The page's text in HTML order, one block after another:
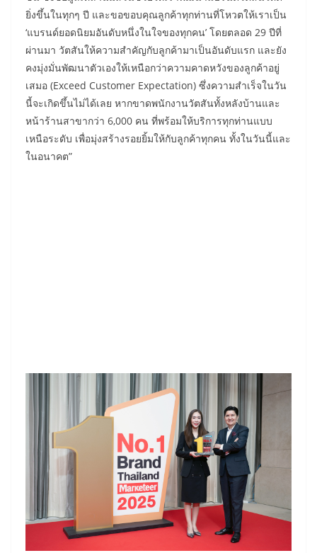
ยิ่งขึ้นในทุกๆ ปี และขอขอบคุณลูกค้าทุกท่านที่โหวตให้เราเป็น
‘แบรนด์ยอดนิยมอันดับหนึ่งในใจของทุกคน’ โดยตลอด 29 ปีที่
ผ่านมา วัตสันให้ความสำคัญกับลูกค้ามาเป็นอันดับแรก และยัง
คงมุ่งมั่นพัฒนาตัวเองให้เหนือกว่าความคาดหวังของลูกค้าอยู่
เสมอ (Exceed Customer Expectation) ซึ่งความสำเร็จในวัน
นี้จะเกิดขึ้นไม่ได้เลย หากขาดพนักงานวัตสันทั้งหลังบ้านและ
หน้าร้านสาขากว่า 6,000 คน ที่พร้อมให้บริการทุกท่านแบบ
เหนือระดับ เพื่อมุ่งสร้างรอยยิ้มให้กับลูกค้าทุกคน ทั้งในวันนี้และ
ในอนาคต”